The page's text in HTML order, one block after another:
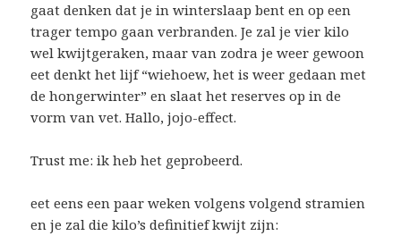
gaat denken dat je in winterslaap bent en op een
trager tempo gaan verbranden. Je zal je vier kilo
wel kwijtgeraken, maar van zodra je weer gewoon
eet denkt het lijf “wiehoew, het is weer gedaan met
de hongerwinter” en slaat het reserves op in de
vorm van vet. Hallo, jojo-effect.
Trust me: ik heb het geprobeerd.
eet eens een paar weken volgens volgend stramien
en je zal die kilo’s definitief kwijt zijn: